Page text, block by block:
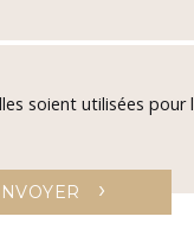
soient utilisées
›